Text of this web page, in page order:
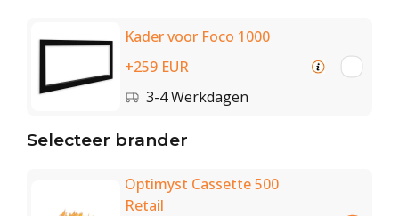
Kader voor Foco 1000
+259 EUR
3-4 Werkdagen
Selecteer brander
Optimyst Cassette 500
Retail